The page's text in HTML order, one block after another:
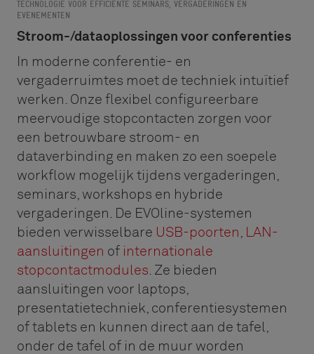
TECHNOLOGIE VOOR EFFICIËNTE SEMINARS, VERGADERINGEN EN
EVENEMENTEN
Stroom-/dataoplossingen voor conferenties
In moderne conferentie- en
vergaderruimtes moet de techniek intuïtief
werken. Onze flexibel configureerbare
meervoudige stopcontacten zorgen voor
een betrouwbare stroom- en
dataverbinding en maken zo een soepele
workflow mogelijk tijdens vergaderingen,
seminars, workshops en hybride
vergaderingen. De EVOline-systemen
bieden verwisselbare USB-poorten
LAN-
aansluitingen of internationale
stopcontactmodules . Ze bieden
aansluitingen voor laptops,
presentatietechniek, conferentiesystemen
of tablets en kunnen direct aan de tafel,
onder de tafel of in de muur worden